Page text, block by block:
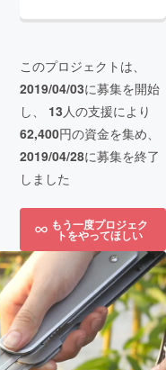
このプロジェクトは、
2019/04/03に募集を開始
し、 13人の支援により
62,400円の資金を集め、
2019/04/28に募集を終了
しました
もう一度プロジェク
トをやってほしい